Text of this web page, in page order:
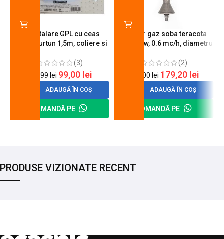
Kit instalare GPL cu ceas
butelie, furtun 1,5m, coliere si
(3)
120,99lei 99,00 lei
ADAUGĂ ÎN COȘ
COMANDĂ PE
Arzator gaz soba teracota
A600, 6 kw, 0.6 mc/h, diametru
(2)
200,00lei 179,20 lei
ADAUGĂ ÎN COȘ
COMANDĂ PE
PRODUSE VIZIONATE RECENT